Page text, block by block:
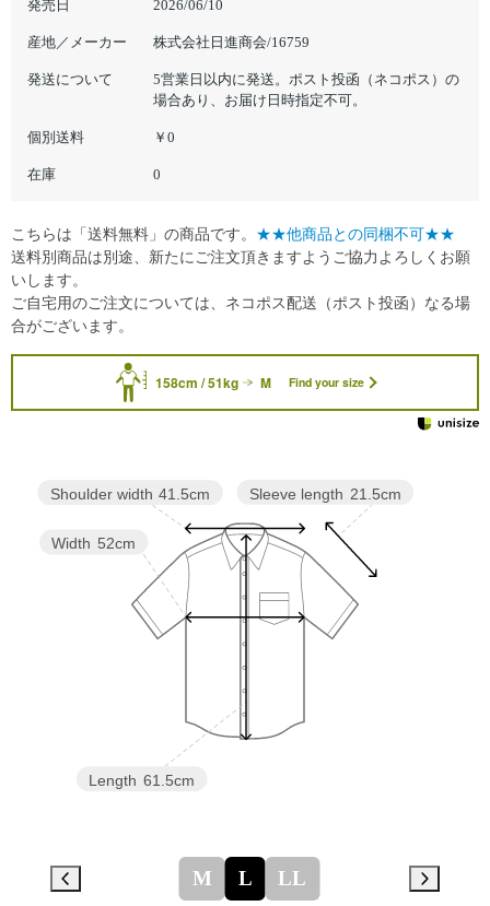
発売日 2026/06/10
産地／メーカー 株式会社日進商会/16759
発送について
5営業日以内に発送。ポスト投函（ネコポス）の
場合あり、お届け日時指定不可。
個別送料 ￥0
在庫 0
158cm / 51kg M Find your size
Sleeve length 21.5cm
Length 61.5cm
Width 52cm
Shoulder width 41.5cm
M L LL
こちらは「送料無料」の商品です。 ★★他商品との同梱不可★★
送料別商品は別途、新たにご注文頂きますようご協力よろしくお願
いします。
ご自宅用のご注文については、ネコポス配送（ポスト投函）なる場
合がございます。